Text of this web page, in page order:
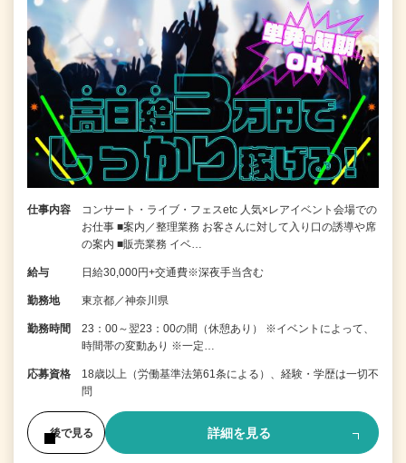
仕事内容
コンサート・ライブ・フェスetc 人気×レアイベント会場での
お仕事 ■案内／整理業務 お客さんに対して入り口の誘導や席
の案内 ■販売業務 イベ…
給与 日給30,000円+交通費※深夜手当含む
勤務地 東京都／神奈川県
勤務時間
23：00～翌23：00の間（休憩あり） ※イベントによって、
時間帯の変動あり ※一定…
応募資格
18歳以上（労働基準法第61条による）、経験・学歴は一切不
問
後で見る 詳細を見る